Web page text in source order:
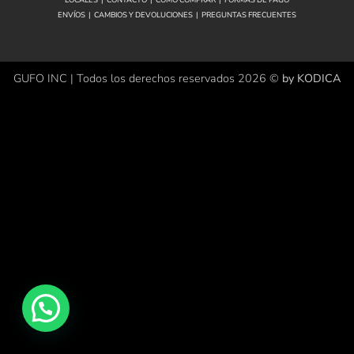
ENVÍOS | CAMBIOS Y DEVOLUCIONES | PREGUNTAS FRECUENTES
GUFO INC | Todos los derechos reservados 2026 © by KODICA